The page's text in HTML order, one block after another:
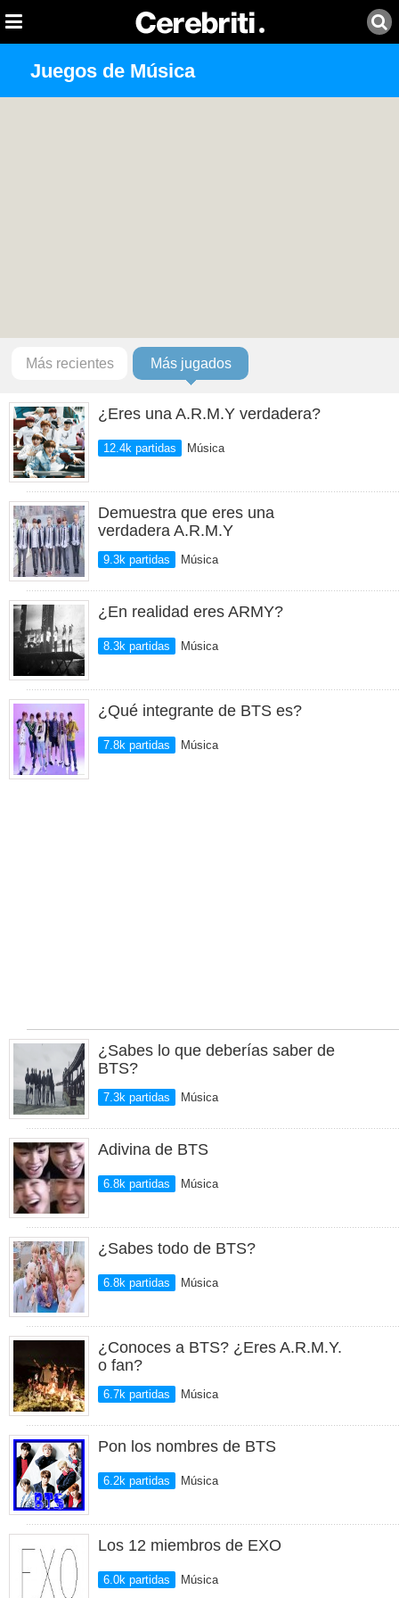
Juegos de Música
Más recientes Más jugados
¿Eres una A.R.M.Y verdadera?
12.4k partidas Música
Demuestra que eres una
verdadera A.R.M.Y
9.3k partidas Música
¿En realidad eres ARMY?
8.3k partidas Música
¿Qué integrante de BTS es?
7.8k partidas Música
¿Sabes lo que deberías saber de
BTS?
7.3k partidas Música
Adivina de BTS
6.8k partidas Música
¿Sabes todo de BTS?
6.8k partidas Música
¿Conoces a BTS? ¿Eres A.R.M.Y.
o fan?
6.7k partidas Música
Pon los nombres de BTS
6.2k partidas Música
Los 12 miembros de EXO
6.0k partidas Música